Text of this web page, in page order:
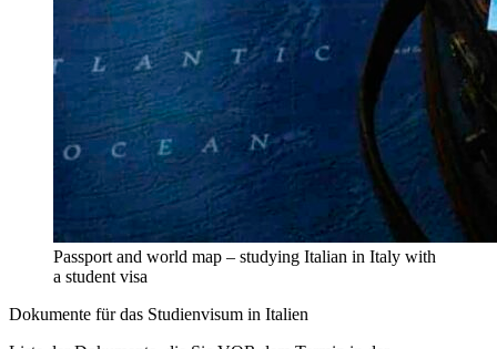
Passport and world map – studying Italian in Italy with
a student visa
Dokumente für das Studienvisum in Italien